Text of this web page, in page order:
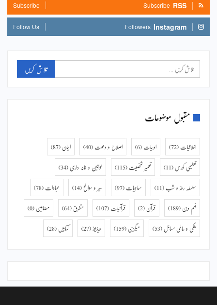
RSS
Subscribe
Subscribe
Instagram
Followers
Follow Us
مقبول موضوعات
اخلاقیات (72) ادبیات (6) اصلاح و دعوت (40) ایمان (87)
تعلیمی کورس (11) تعمیر شخصیت (115) خواتین و خانہ داری (34)
سلسلہ روز و شب (11) سماجیات (97) سیر و سوانح (14) عبادات (78)
فہم دین (189) قرآن (2) قرآنیات (107) متفرق (64) مضامین (0)
ملکی و عالمی مسائل (53) میگزین (159) ویڈیوز (27) کتابیں (28)